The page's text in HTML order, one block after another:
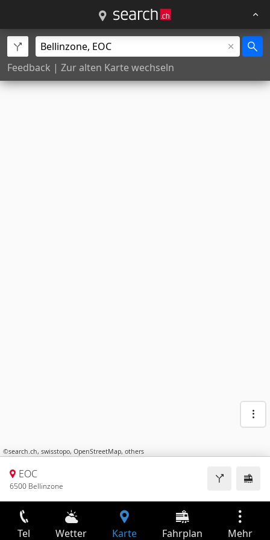
Feedback | Zur alten Karte wechseln
©search.ch, swisstopo, OpenStreetMap, others
EOC
6500 Bellinzone
Tel Wetter Karte Fahrplan Mehr